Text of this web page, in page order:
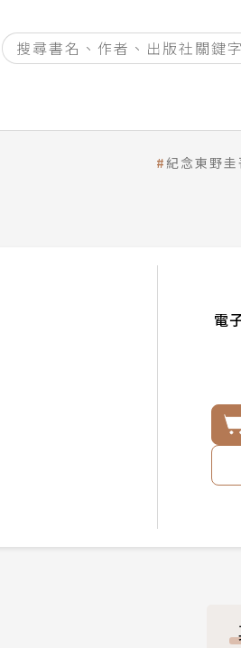
紀念東野圭
電